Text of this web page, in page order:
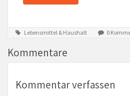
Lebensmittel & Haushalt 0
Kommentare
Kommentar verfassen